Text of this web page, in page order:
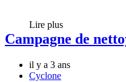
Lire plus
Campagne de
il y a 3 ans
Cyclone